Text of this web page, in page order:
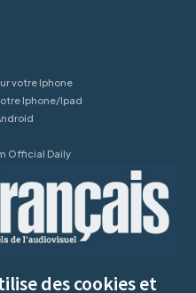
votre Iphone
Iphone/Ipad
Official Daily
des cookies et